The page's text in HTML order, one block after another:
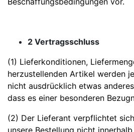
2 Vertragsschluss
(1) Lieferkonditionen,
herzustellenden Artikel werden
nicht ausdrücklich etwas
dass es einer besonderen
(2) Der Lieferant verpflichtet
unsere Bestellung nicht